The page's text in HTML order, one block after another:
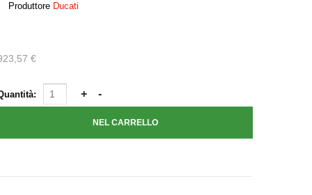
Produttore Ducati
€